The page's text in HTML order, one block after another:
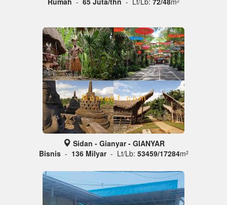
Sidan - Gianyar - GIANYAR
Bisnis- 136 Milyar - Lt/Lb: 53459/17284m2